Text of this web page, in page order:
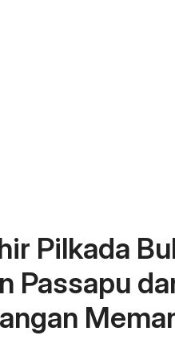
Pilkada
Passapu